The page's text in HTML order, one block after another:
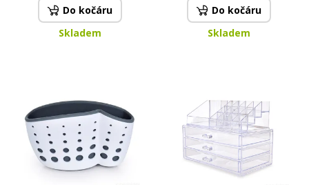
Do kočáru
Skladem
Do kočáru
Skladem